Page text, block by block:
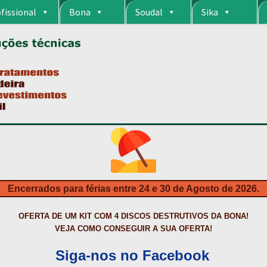
Bona Soudal Sika
CARRINHO CART
DA BONA?
HIDROFUGANTES
PRODUTOS ECOLÓGICOS CERTIFICADOS
DE BETÃO COM FERRO À VISTA REVESTIMENTO DE TANQUES E
TERMOS E CONDIÇÕESTINTA PROTEÇÃOTINTASTRATAMENTO
Encerrados para férias entre 24 e 30 de Agosto de 2026.
OFERTA DE UM KIT COM 4 DISCOS DESTRUTIVOS DA BONA!
VEJA COMO CONSEGUIR A SUA OFERTA!
Siga-nos no Facebook